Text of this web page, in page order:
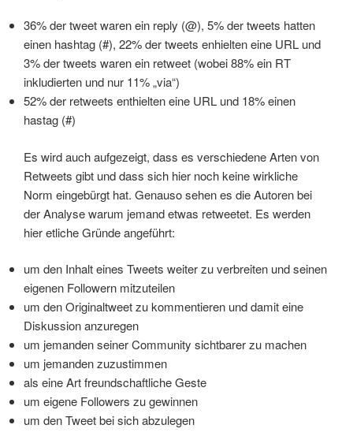
36% der tweet waren ein reply (@), 5% der tweets hatten
einen hashtag (#), 22% der tweets enhielten eine URL und
3% der tweets waren ein retweet (wobei 88% ein RT
inkludierten und nur 11% „via“)
52% der retweets enthielten eine URL und 18% einen
hastag (#)
Es wird auch aufgezeigt, dass es verschiedene Arten von
Retweets gibt und dass sich hier noch keine wirkliche
Norm eingebürgt hat. Genauso sehen es die Autoren bei
der Analyse warum jemand etwas retweetet. Es werden
hier etliche Gründe angeführt:
um den Inhalt eines Tweets weiter zu verbreiten und seinen
eigenen Followern mitzuteilen
um den Originaltweet zu kommentieren und damit eine
Diskussion anzuregen
um jemanden seiner Community sichtbarer zu machen
um jemanden zuzustimmen
als eine Art freundschaftliche Geste
um eigene Followers zu gewinnen
um den Tweet bei sich abzulegen